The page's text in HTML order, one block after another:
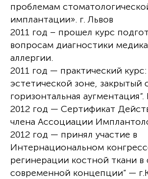
проблемам
имплантации». г. Львов
2011 год – прошел курс
вопросам диагностики
аллергии.
2011 год — практический
эстетической зоне, закрытый
горизонтальная аугментация“.
2012 год — Сертификат
члена Ассоциации
2012 год — принял участие в
Интернациональном
регинерации костной ткани в
современной концепции“ —